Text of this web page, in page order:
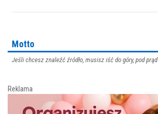
Motto
Jeśli chcesz znaleźć źródło, musisz iść do góry, pod prąd
Reklama